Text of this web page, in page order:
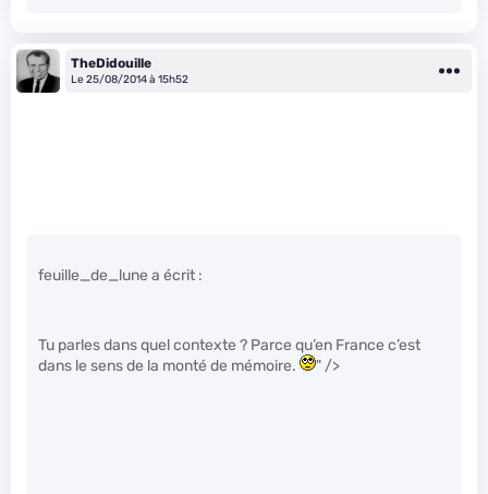
TheDidouille
Le 25/08/2014 à 15h52
feuille_de_lune a écrit :
Tu parles dans quel contexte ? Parce qu’en France c’est
dans le sens de la monté de mémoire.
" />